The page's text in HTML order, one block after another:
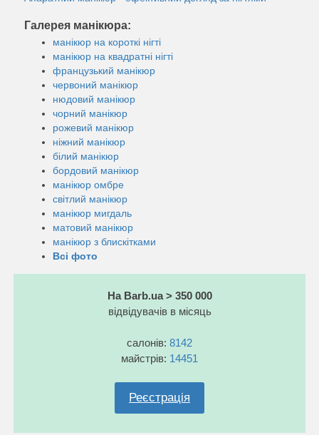
Галерея манікюра:
манікюр на короткі нігті
манікюр на квадратні нігті
французький манікюр
червоний манікюр
нюдовий манікюр
чорний манікюр
рожевий манікюр
ніжний манікюр
білий манікюр
бордовий манікюр
манікюр омбре
світлий манікюр
манікюр мигдаль
матовий манікюр
манікюр з блискітками
Всі фото
На Barb.ua > 350 000
відвідувачів в місяць
салонів: 8142
майстрів: 14451
Реєстрація